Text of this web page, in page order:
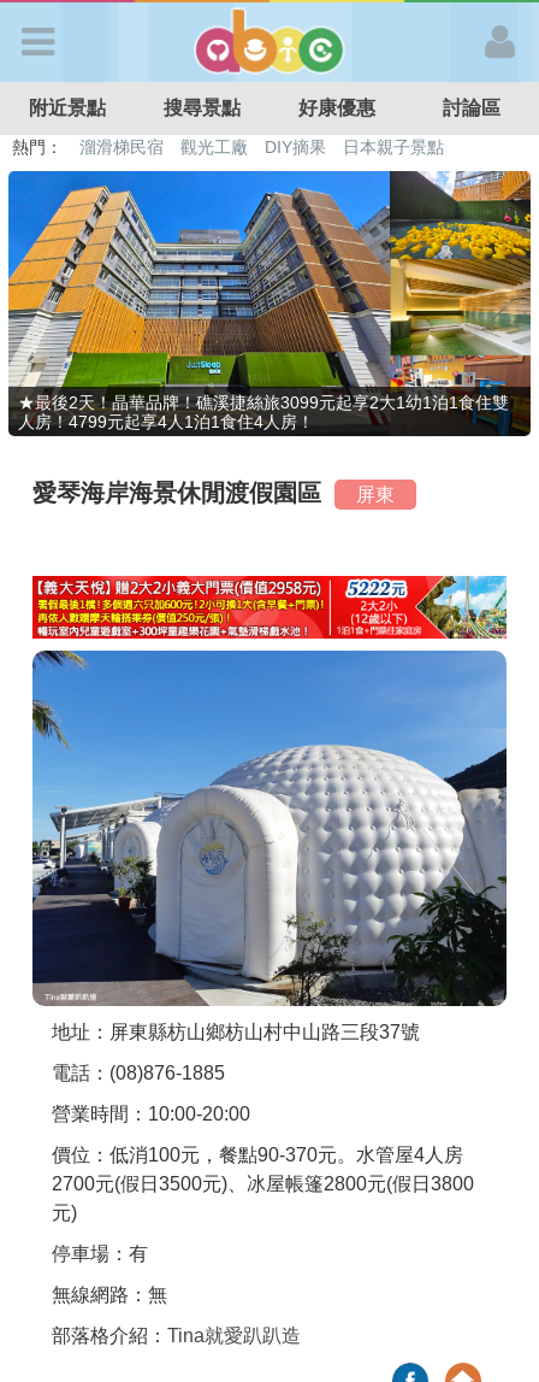
APP登入
首 頁
搜尋景點
好康優惠
最新消息
最新留言
商家合作
推薦景點
討論區
聯絡我們
APP下載
附近景點 搜尋景點 好康優惠 討論區
熱門： 溜滑梯民宿 觀光工廠 DIY摘果
日本親子景點
特色遊戲場
親子住房優惠 台北親子餐廳 溫泉泡湯SPA
★最後2天！晶華品牌！礁溪捷絲旅3099元起享2大1幼1泊1食住雙
人房！4799元起享4人1泊1食住4人房！
愛琴海岸海景休閒渡假園區 屏東
地址：屏東縣枋山鄉枋山村中山路三段37號
電話：(08)876-1885
營業時間：10:00-20:00
價位：低消100元，餐點90-370元。水管屋4人房
2700元(假日3500元)、冰屋帳篷2800元(假日3800
元)
停車場：有
無線網路：無
部落格介紹： Tina就愛趴趴造